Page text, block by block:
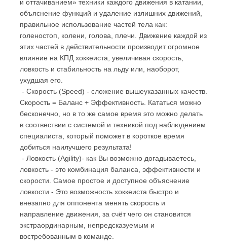
и оттачиванием» техники каждого движения в катании,
объяснение функций и удаление излишних движений,
правильное использование частей тела как:
голеностоп, колени, голова, плечи. Движение каждой из
этих частей в действительности производит огромное
влияние на КПД хоккеиста, увеличивая скорость,
ловкость и стабильность на льду или, наоборот,
ухудшая его.
- Скорость (Speed) - сложение вышеуказанных качеств.
Скорость = Баланс + Эффективность. Кататься можно
бесконечно, но в то же самое время это можно делать
в соотвествии с системой и техникой под наблюдением
специалиста, который поможет в короткое время
добиться наилучшего результата!
- Ловкость (Agility)- как Вы возможно догадываетесь,
ловкость - это комбинация баланса, эффективности и
скорости. Самое простое и доступное объяснение
ловкости - Это возможность хоккеиста быстро и
внезапно для оппонента менять скорость и
направление движения, за счёт чего он становится
экстраординарным, непредсказуемым и
востребованным в команде.